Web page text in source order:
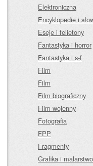
Elektroniczna
Encyklopedie i
Eseje i felietony
Fantastyka i horror
Fantastyka i s-f
Film
Film
Film biograficzny
Film wojenny
Fotografia
FPP
Fragmenty
Grafika i malarstwo